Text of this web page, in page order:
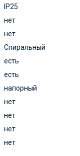
IP25
нет
нет
Спиральный
есть
есть
напорный
нет
нет
нет
нет